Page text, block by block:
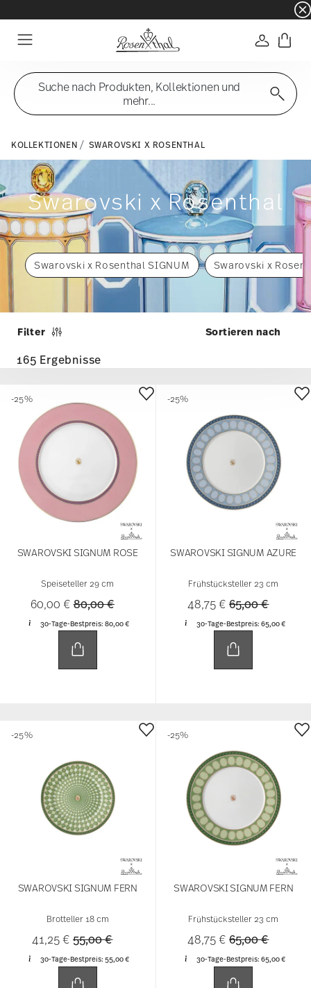
☀️ Summer SALE – noch mehr sparen:
Suche nach Produkten, Kollektionen und
mehr...
KOLLEKTIONEN SWAROVSKI X ROSENTHAL
Swarovski x Rosenthal
Swarovski x Rosenthal SIGNUM Swarovski x
Filter
165 Ergebnisse
SWAROVSKI SIGNUM ROSE
Speiseteller 29 cm
60,00 €Price reduced from
80,00 €to
30-Tage-Bestpreis:80,00 €
-25%
SWAROVSKI SIGNUM AZURE
Frühstücksteller 23 cm
48,75 €Price reduced
65,00 €to
30-Tage-Bestpreis: 65,00 €
-25%
SWAROVSKI SIGNUM FERN
Brotteller 18 cm
41,25 €Price reduced from
55,00 €to
30-Tage-Bestpreis:55,00 €
-25%
SWAROVSKI SIGNUM FERN
Frühstücksteller 23 cm
48,75 €Price reduced
65,00 €to
30-Tage-Bestpreis: 65,00 €
-25%